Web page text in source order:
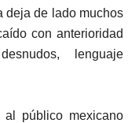
deja de lado muchos
con anterioridad
lenguaje
al público mexicano